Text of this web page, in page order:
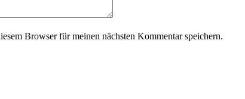
Browser für meinen nächsten Kommentar speichern.